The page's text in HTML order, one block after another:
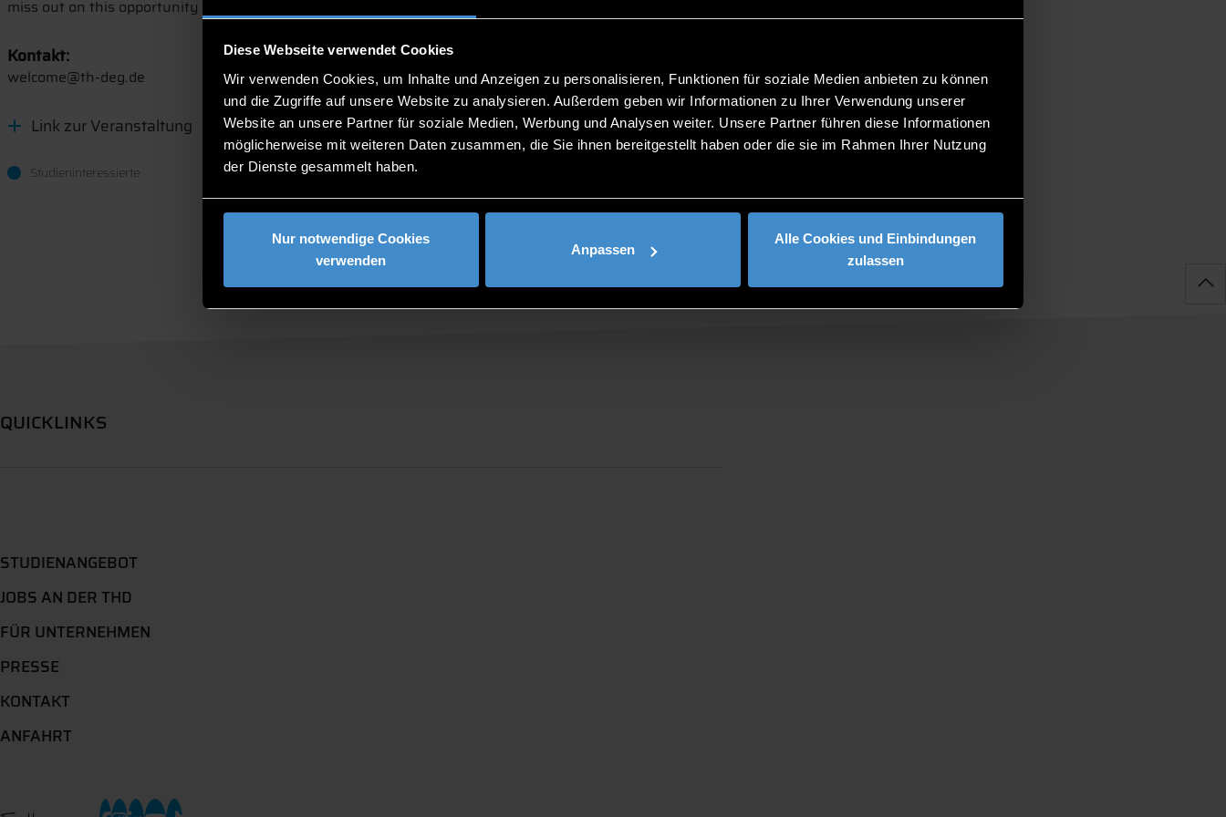
Diese Webseite verwendet Cookies
Wir verwenden Cookies, um Inhalte und Anzeigen zu personalisieren, Funktionen für soziale Medien anbieten zu können
und die Zugriffe auf unsere Website zu analysieren. Außerdem geben wir Informationen zu Ihrer Verwendung unserer
Website an unsere Partner für soziale Medien, Werbung und Analysen weiter. Unsere Partner führen diese Informationen
möglicherweise mit weiteren Daten zusammen, die Sie ihnen bereitgestellt haben oder die sie im Rahmen Ihrer Nutzung
der Dienste gesammelt haben.
Nur notwendige Cookies
verwenden
Anpassen
Alle Cookies und Einbindungen
zulassen
miss out on this opportunity to join a session!
Kontakt:
welcome@th-deg.de
Link zur Veranstaltung
Studieninteressierte
QUICKLINKS
STUDIENANGEBOT
JOBS AN DER THD
FÜR UNTERNEHMEN
PRESSE
KONTAKT
ANFAHRT